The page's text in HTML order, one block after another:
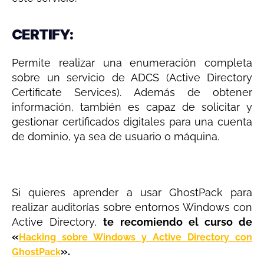
CERTIFY:
Permite realizar una enumeración completa
sobre un servicio de ADCS (Active Directory
Certificate Services). Además de obtener
información, también es capaz de solicitar y
gestionar certificados digitales para una cuenta
de dominio, ya sea de usuario o máquina.
Si quieres aprender a usar GhostPack para
realizar auditorías sobre entornos Windows con
Active Directory,te recomiendo el curso de
«Hacking sobre Windows y Active Directory con
GhostPack».